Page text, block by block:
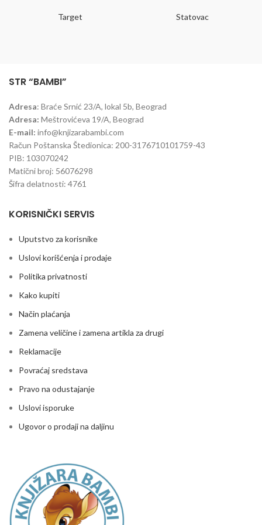
penušavim leđima i zakrivljenim
Anatomija leđa obezbeđena uz
svih strana ranca posebno su bitne
Target Statovac
STR “BAMBI”
Adresa: Braće Srnić 23/A, lokal 5b, Beograd
Adresa: Meštrovićeva 19/A, Beograd
E-mail: info@knjizarabambi.com
Račun Poštanska Štedionica: 200-3176710101759-43
PIB: 103070242
Matični broj: 56076298
Šifra delatnosti: 4761
KORISNIČKI SERVIS
Uputstvo za korisnike
Uslovi korišćenja i prodaje
Politika privatnosti
Kako kupiti
Način plaćanja
Zamena veličine i zamena artikla za drugi
Reklamacije
Povraćaj sredstava
Pravo na odustajanje
Uslovi isporuke
Ugovor o prodaji na daljinu